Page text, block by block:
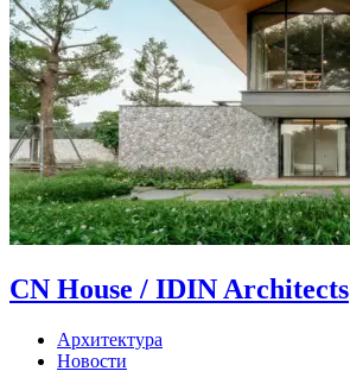
CN House / IDIN Architects
Архитектура
Новости